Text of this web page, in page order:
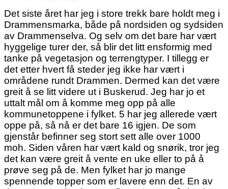
Det siste året har jeg i store trekk bare holdt meg i
Drammensmarka, både på nordsiden og sydsiden
av Drammenselva. Og selv om det bare har vært
hyggelige turer der, så blir det litt ensformig med
tanke på vegetasjon og terrengtyper. I tillegg er
det etter hvert få steder jeg ikke har vært i
områdene rundt Drammen. Dermed kan det være
greit å se litt videre ut i Buskerud. Jeg har jo et
uttalt mål om å komme meg opp på alle
kommunetoppene i fylket. 5 har jeg allerede vært
oppe på, så nå er det bare 16 igjen. De som
gjenstår befinner seg stort sett alle over 1000
moh. Siden våren har vært kald og snørik, tror jeg
det kan være greit å vente en uke eller to på å
prøve seg på de. Men fylket har jo mange
spennende topper som er lavere enn det. En av